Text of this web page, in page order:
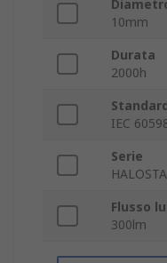
10mm
Durata
2000h
IEC
Serie
Flusso
300lm